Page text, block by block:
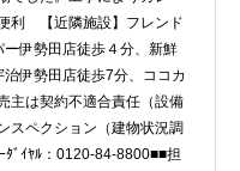
利 【近隣施設】フレンド
伊勢田店徒歩４分、新鮮
伊勢田店徒歩7分、ココカ
は契約不適合責任（設備
スペクション（建物状況調
ﾞｲﾔﾙ：0120-84-8800■■担